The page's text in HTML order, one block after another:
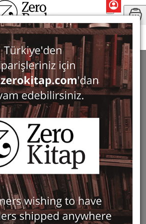
ARSLAN 3 ürün bulundu
Show Only in Stock